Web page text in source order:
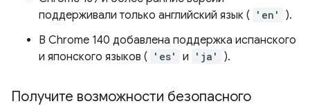
поддерживали только английский язык (
'en'
).
В Chrome 140 добавлена ​​поддержка испанского
и японского языков (
'es' и 'ja' ).
Получите возможности безопасного